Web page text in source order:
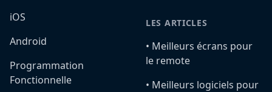
iOS
Android
Programmation
Fonctionnelle
LES ARTICLES
•️ Meilleurs écrans pour
le remote
•️ Meilleurs logiciels pour